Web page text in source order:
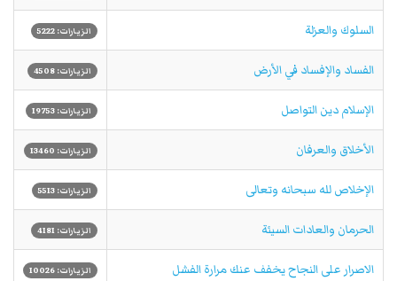
السلوك والعزلة الزيارات: 5222
الفساد والإفساد في الأرض الزيارات: 4508
الإسلام دين التواصل‏ الزيارات: 19753
الأخلاق والعرفان الزيارات: 13460
الإخلاص لله سبحانه وتعالى الزيارات: 5513
الحرمان والعادات السيئة الزيارات: 4181
الاصرار على النجاح يخفف عنك مرارة الفشل الزيارات: 10026